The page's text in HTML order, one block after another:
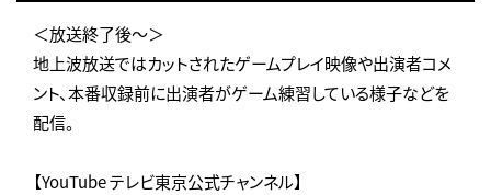
＜放送終了後～＞
地上波放送ではカットされたゲームプレイ映像や出演者コメ
ント、本番収録前に出演者がゲーム練習している様子などを
配信。
【YouTube テレビ東京公式チャンネル】